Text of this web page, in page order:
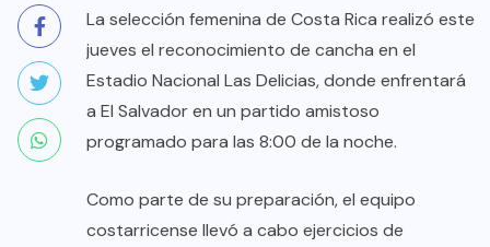
La selección femenina de Costa Rica realizó este
jueves el reconocimiento de cancha en el
Estadio Nacional Las Delicias, donde enfrentará
a El Salvador en un partido amistoso
programado para las 8:00 de la noche.
Como parte de su preparación, el equipo
costarricense llevó a cabo ejercicios de